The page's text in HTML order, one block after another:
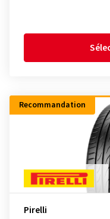
Recommandation
Pirelli